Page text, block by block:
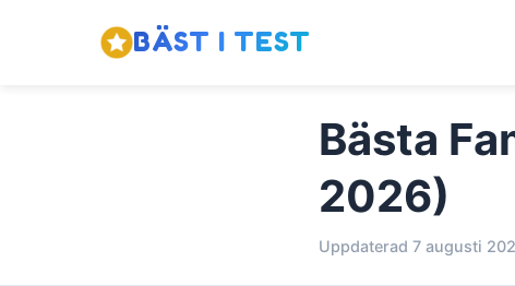
BÄST I TEST
Bästa
2026)
Uppdaterad 7 augusti